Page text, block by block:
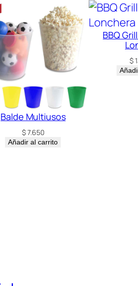
Balde Multiusos
$7.650
Añadir al carrito
BBQ
$